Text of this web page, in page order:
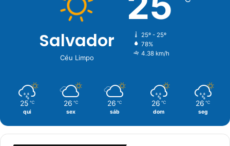
Salvador
Céu Limpo
25º - 25º
78%
4.38 km/h
25 ℃
qui
26 ℃
sex
26 ℃
sáb
26 ℃
dom
26 ℃
seg